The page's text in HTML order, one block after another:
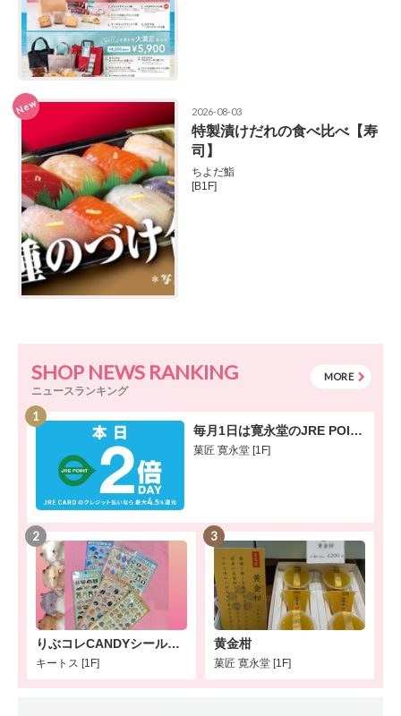
New 2026-08-03
特製漬けだれの食べ比べ【寿
司】
ちよだ鮨
[B1F]
SHOP NEWS RANKING
ニュースランキング
MORE
1
毎月1日は寛永堂のJRE POINT2倍！
菓匠 寛永堂 [1F]
2
りぶコレCANDYシール入荷しました✨
キートス [1F]
3
黄金柑
菓匠 寛永堂 [1F]